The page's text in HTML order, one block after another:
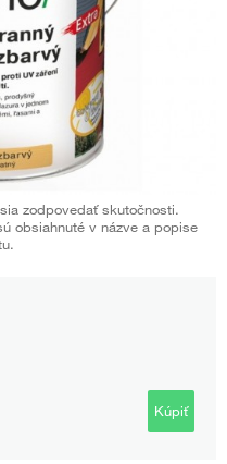
zodpovedať skutočnosti.
obsiahnuté v názve a popise
Kúpiť